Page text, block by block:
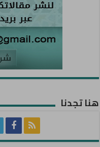
هنا تجدنا